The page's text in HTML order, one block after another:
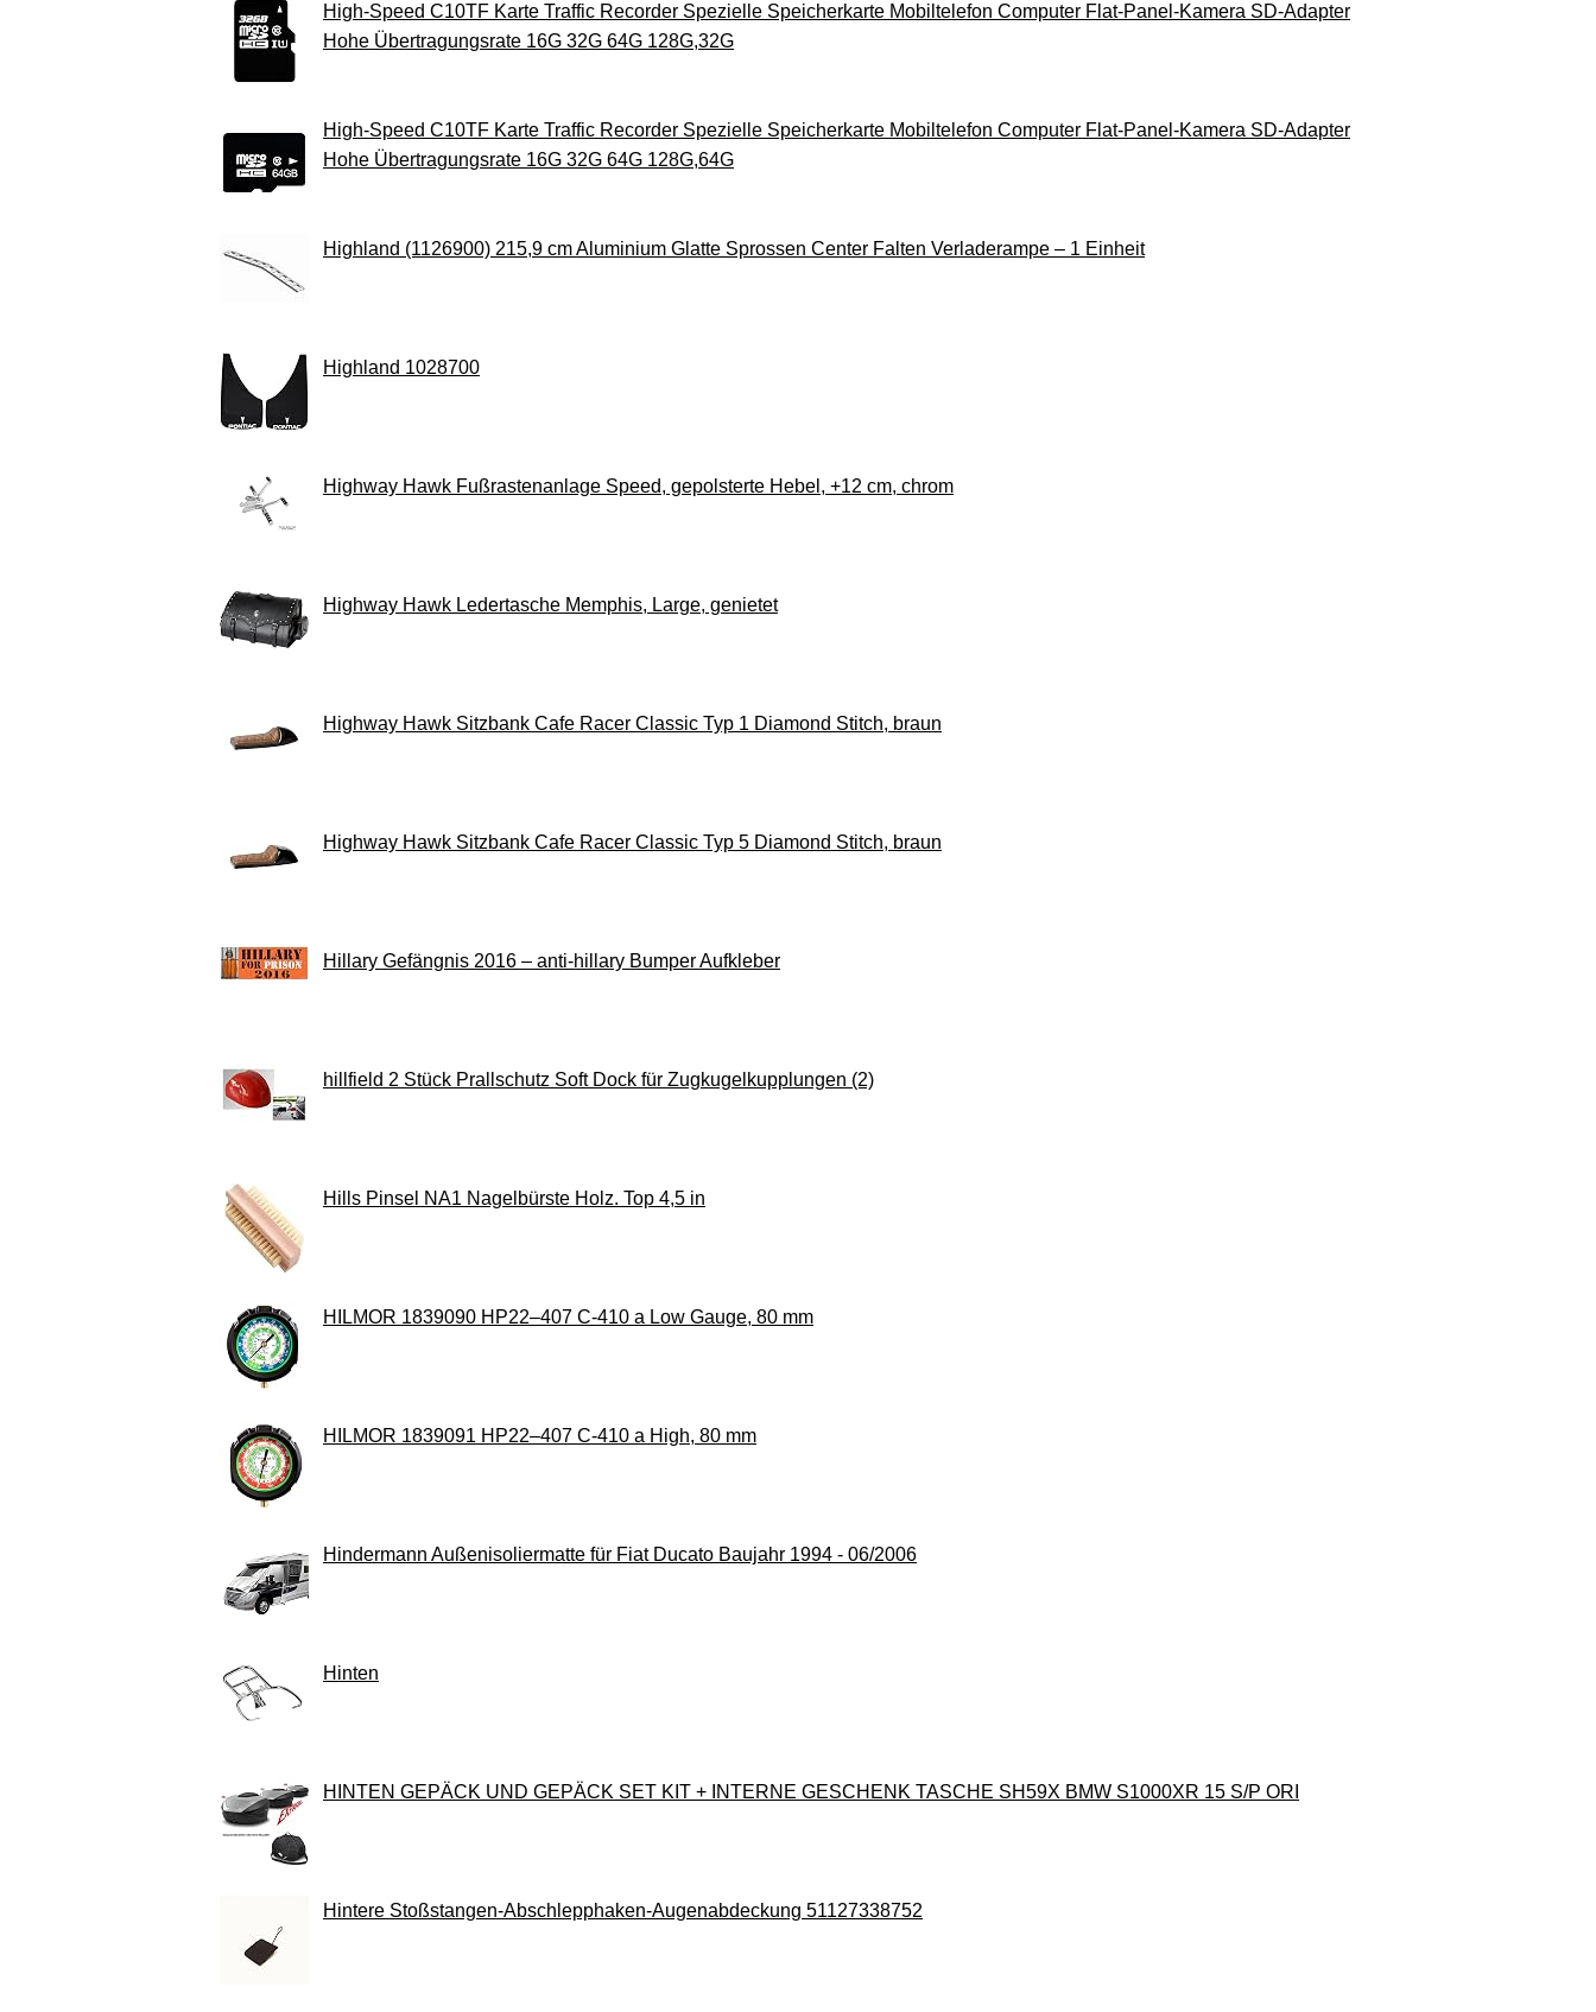
High-Speed C10TF Karte Traffic Recorder Spezielle Speicherkarte Mobiltelefon Computer Flat-Panel-Kamera SD-Adapter
Hohe Übertragungsrate 16G 32G 64G 128G,32G
High-Speed C10TF Karte Traffic Recorder Spezielle Speicherkarte Mobiltelefon Computer Flat-Panel-Kamera SD-Adapter
Hohe Übertragungsrate 16G 32G 64G 128G,64G
Highland (1126900) 215,9 cm Aluminium Glatte Sprossen Center Falten Verladerampe – 1 Einheit
Highland 1028700
Highway Hawk Fußrastenanlage Speed, gepolsterte Hebel, +12 cm, chrom
Highway Hawk Ledertasche Memphis, Large, genietet
Highway Hawk Sitzbank Cafe Racer Classic Typ 1 Diamond Stitch, braun
Highway Hawk Sitzbank Cafe Racer Classic Typ 5 Diamond Stitch, braun
Hillary Gefängnis 2016 – anti-hillary Bumper Aufkleber
hillfield 2 Stück Prallschutz Soft Dock für Zugkugelkupplungen (2)
Hills Pinsel NA1 Nagelbürste Holz. Top 4,5 in
HILMOR 1839090 HP22–407 C-410 a Low Gauge, 80 mm
HILMOR 1839091 HP22–407 C-410 a High, 80 mm
Hindermann Außenisoliermatte für Fiat Ducato Baujahr 1994 - 06/2006
Hinten
HINTEN GEPÄCK UND GEPÄCK SET KIT + INTERNE GESCHENK TASCHE SH59X BMW S1000XR 15 S/P ORI
Hintere Stoßstangen-Abschlepphaken-Augenabdeckung 51127338752